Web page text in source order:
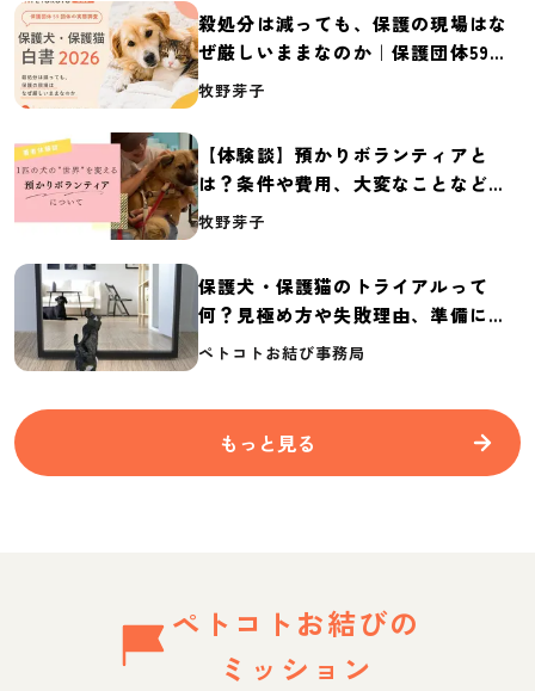
殺処分は減っても、保護の現場はな
ぜ厳しいままなのか｜保護団体59団
体の実態調査【保護犬・保護猫白書
牧野芽子
【体験談】預かりボランティアと
は？条件や費用、大変なことなど紹
介
牧野芽子
保護犬・保護猫のトライアルって
何？見極め方や失敗理由、準備に必
要なものを紹介
ペトコトお結び事務局
もっと見る
ペトコトお結びの
ミッション